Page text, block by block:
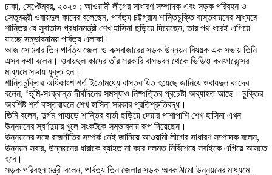
ঢাকা, সেপ্টেম্বর, ২০২০ : আওয়ামী লীগের সাধারণ সম্পাদক এবং সড়ক পরিবহন ও
সেতুমন্ত্রী ওবায়দুল কাদের বলেছেন, পার্বত্য চট্টগ্রাম শান্তিচুক্তি বাস্তবায়নের মাধ্যমে
শান্তির যে সুবাতাস প্রধানমন্ত্রী শেখ হাসিনা ছড়িয়ে দিয়েছেন, তার পথ ধরেই এগিয়ে
যাচ্ছে সম্ভাবনাময় পার্বত্য এলাকা।
আজ সোমবার তিন পার্বত্য জেলা ও কক্সবাজারের সড়ক উন্নয়ন বিষয়ক এক সভায় তিনি
এসব কথা বলেন। ওবায়দুল কাদের তাঁর সরকারি বাসভবন থেকে ভিডিও কনফারেন্সের
মাধ্যমে সভায় যুক্ত হন।
শান্তিচুক্তির অধিকাংশ শর্ত ইতোমধ্যে বাস্তবায়িত হয়েছে জানিয়ে ওবায়দুল কাদের
বলেন, ‘ভূমি-সংক্রান্ত দীর্ঘদিনের সমস্যাও নিষ্পত্তির প্রচেষ্টা অব্যাহত আছে। চুক্তির
অবশিষ্ট শর্ত বাস্তবায়নে শেখ হাসিনা সরকার প্রতিশ্রুতিবদ্ধ।
তিনি বলেন, দুর্গম পাহাড়ে শান্তির বার্তা ছড়িয়ে দেয়ার পাশাপাশি শেখ হাসিনা এখন
উন্নয়নের স্বর্ণদুয়ার খুলে সংকটকে সম্ভাবনায় রূপ দিয়েছেন।
উন্নয়নের সঙ্গে রাজনীতির সম্পর্ক নেই জানিয়ে আওয়ামী লীগের সাধারণ সম্পাদক বলেন,
উন্নয়ন সবার, উন্নয়নের ধারাকে ব্যাহত না করে দলমত নির্বিশেষে সবাইকে এগিয়ে আসতে
হবে।
সড়ক পরিবহন মন্ত্রী বলেন, পার্বত্য তিন জেলার সড়ক অবকাঠামো উন্নয়নের মাধ্যমে